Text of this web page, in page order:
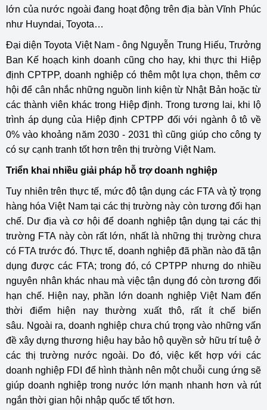
lớn của nước ngoài đang hoạt động trên địa bàn Vĩnh Phúc
như Huyndai, Toyota…
Đại diện Toyota Việt Nam - ông Nguyễn Trung Hiếu, Trưởng
Ban Kế hoạch kinh doanh cũng cho hay, khi thực thi Hiệp
định CPTPP, doanh nghiệp có thêm một lựa chọn, thêm cơ
hội để cân nhắc những nguồn linh kiện từ Nhật Bản hoặc từ
các thành viên khác trong Hiệp định. Trong tương lai, khi lộ
trình áp dụng của Hiệp định CPTPP đối với ngành ô tô về
0% vào khoảng năm 2030 - 2031 thì cũng giúp cho công ty
có sự cạnh tranh tốt hơn trên thị trường Việt Nam.
Triển khai nhiều giải pháp hỗ trợ doanh nghiệp
Tuy nhiên trên thực tế, mức độ tận dụng các FTA và tỷ trọng
hàng hóa Việt Nam tại các thị trường này còn tương đối hạn
chế. Dư địa và cơ hội để doanh nghiệp tận dụng tại các thị
trường FTA này còn rất lớn, nhất là những thị trường chưa
có FTA trước đó. Thực tế, doanh nghiệp đã phần nào đã tận
dụng được các FTA; trong đó, có CPTPP nhưng do nhiều
nguyên nhân khác nhau mà việc tận dụng đó còn tương đối
hạn chế. Hiện nay, phần lớn doanh nghiệp Việt Nam đến
thời điểm hiện nay thường xuất thô, rất ít chế biến
sâu. Ngoài ra, doanh nghiệp chưa chú trọng vào những vấn
đề xây dựng thương hiệu hay bảo hộ quyền sở hữu trí tuệ ở
các thị trường nước ngoài. Do đó, việc kết hợp với các
doanh nghiệp FDI để hình thành nên một chuỗi cung ứng sẽ
giúp doanh nghiệp trong nước lớn mạnh nhanh hơn và rút
ngắn thời gian hội nhập quốc tế tốt hơn.